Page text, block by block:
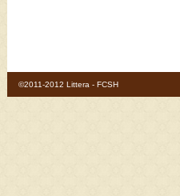
©2011-2012 Littera - FCSH